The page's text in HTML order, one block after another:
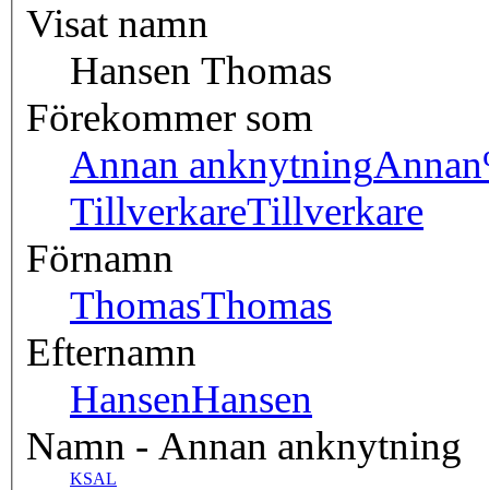
Visat namn
Hansen Thomas
Förekommer som
Annan anknytning
TillverkareTillverkare
Förnamn
ThomasThomas
Efternamn
HansenHansen
Namn - Annan anknytning
KSAL